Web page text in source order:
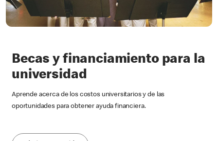
Becas y financiamiento para la
universidad
Aprende acerca de los costos universitarios y de las
oportunidades para obtener ayuda financiera.